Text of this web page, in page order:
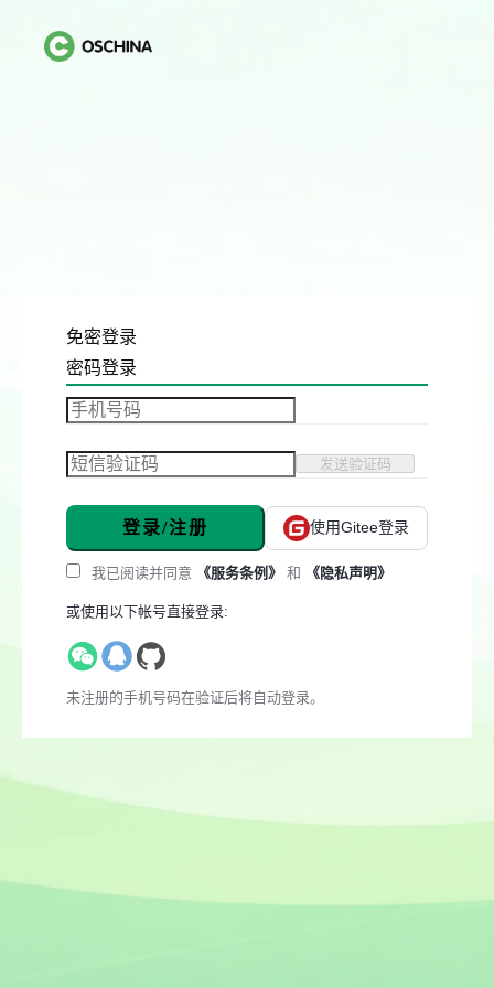
免密登录
密码登录
发送验证码
登录/注册 使用Gitee登录
我已阅读并同意 《服务条例》 和 《隐私声明》
或使用以下帐号直接登录:
未注册的手机号码在验证后将自动登录。